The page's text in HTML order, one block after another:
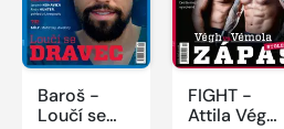
Baroš -
Loučí se
FIGHT -
Attila Végh